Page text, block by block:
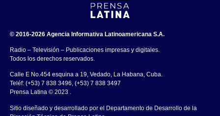
© 2016-2026 Agencia Informativa Latinoamericana S.A.
Radio – Televisión – Publicaciones impresas y digitales.
Todos los derechos reservados.
Calle E No.454 esquina a 19, Vedado, La Habana, Cuba.
Teléf: (+53) 7 838 3496, (+53) 7 838 3497
Prensa Latina © 2023 .
Sitio diseñado y desarrollado por el Departamento de Desarrollo de la